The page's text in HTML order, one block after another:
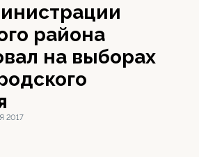
района
на выборах
2017